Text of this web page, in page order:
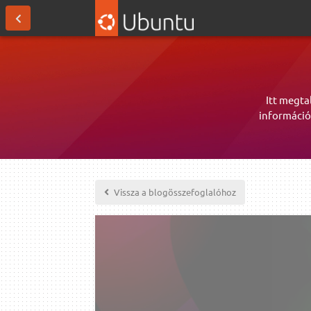
Itt
Vissza a blogösszefoglalóhoz